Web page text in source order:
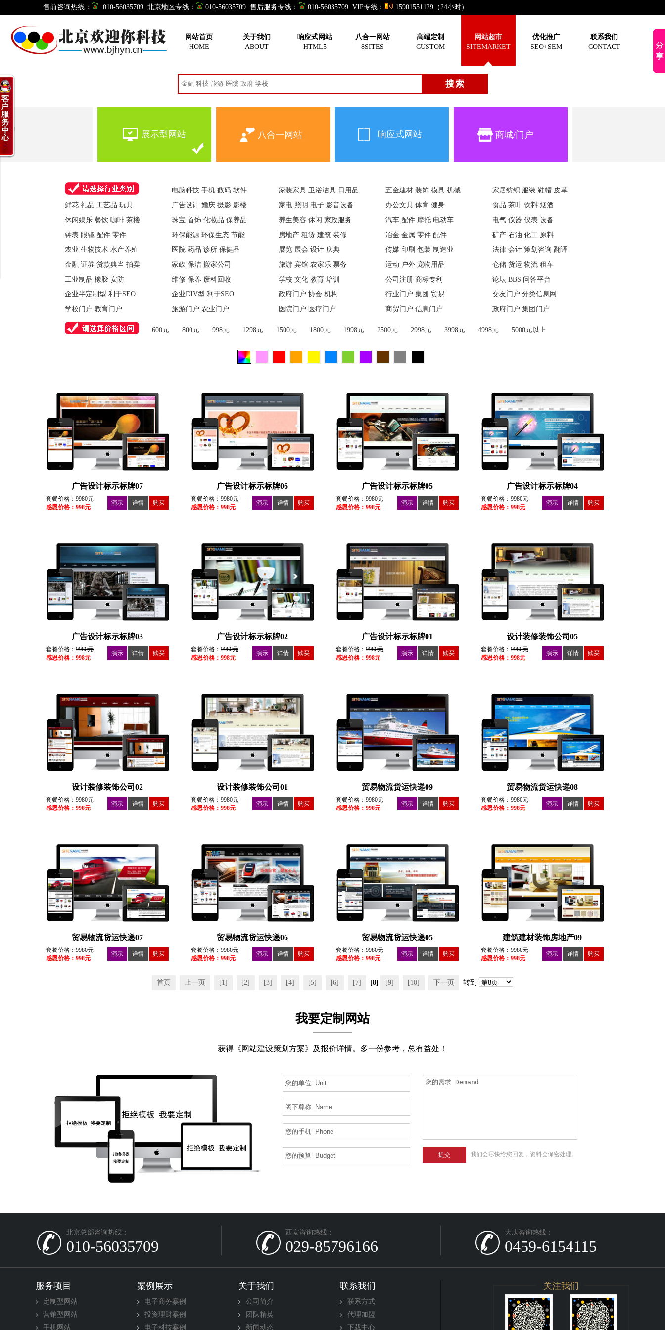
售前咨询热线： 010-56035709 北京地区专线： 010-56035709 售后服务专线： 010-56035709 VIP专线： 15901551129（24小时）
网站首页
HOME
关于我们
ABOUT
响应式网站
HTML5
八合一网站
8SITES
高端定制
CUSTOM
网站超市
SITEMARKET
优化推广
SEO+SEM
联系我们
CONTACT
网站超市
您想制作网站吗？不用找人定做，就买现成的！订购和演示一样的网站产品，感恩价格套餐优惠进行中，快快抢购吧!
展示型网站 八合一网站 响应式网站 商城/门户
电脑科技 手机 数码 软件 家装家具 卫浴洁具 日用品 五金建材 装饰 模具 机械
家居纺织 服装 鞋帽 皮革
鲜花 礼品 工艺品 玩具
广告设计 婚庆 摄影 影楼 家电 照明 电子 影音设备 办公文具 体育 健身
食品 茶叶 饮料 烟酒
休闲娱乐 餐饮 咖啡 茶楼
珠宝 首饰 化妆品 保养品 养生美容 休闲 家政服务 汽车 配件 摩托 电动车
电气 仪器 仪表 设备
钟表 眼镜 配件 零件
环保能源 环保生态 节能 房地产 租赁 建筑 装修 冶金 金属 零件 配件
矿产 石油 化工 原料
农业 生物技术 水产养殖
医院 药品 诊所 保健品 展览 展会 设计 庆典 传媒 印刷 包装 制造业
法律 会计 策划咨询 翻译
金融 证券 贷款典当 拍卖
家政 保洁 搬家公司 旅游 宾馆 农家乐 票务 运动 户外 宠物用品
仓储 货运 物流 租车
工业制品 橡胶 安防
维修 保养 废料回收 学校 文化 教育 培训 公司注册 商标专利
论坛 BBS 问答平台
企业半定制型 利于SEO
企业DIV型 利于SEO 政府门户 协会 机构 行业门户 集团 贸易
交友门户 分类信息网
学校门户 教育门户
旅游门户 农业门户 医院门户 医疗门户 商贸门户 信息门户 政府门户 集团门户
600元 800元 998元 1298元 1500元 1800元 1998元 2500元 2998元 3998元 4998元 5000元以上
广告设计标示标牌07
套餐价格： 9980元
感恩价格：998元
演示 详情 购买
广告设计标示标牌06
套餐价格： 9980元
感恩价格：998元
演示 详情 购买
广告设计标示标牌05
套餐价格： 9980元
感恩价格：998元
演示 详情 购买
广告设计标示标牌04
套餐价格： 9980元
感恩价格：998元
演示 详情 购买
广告设计标示标牌03
套餐价格： 9980元
感恩价格：998元
演示 详情 购买
广告设计标示标牌02
套餐价格： 9980元
感恩价格：998元
演示 详情 购买
广告设计标示标牌01
套餐价格： 9980元
感恩价格：998元
演示 详情 购买
设计装修装饰公司05
套餐价格： 9980元
感恩价格：998元
演示 详情 购买
设计装修装饰公司02
套餐价格： 9980元
感恩价格：998元
演示 详情 购买
设计装修装饰公司01
套餐价格： 9980元
感恩价格：998元
演示 详情 购买
贸易物流货运快递09
套餐价格： 9980元
感恩价格：998元
演示 详情 购买
贸易物流货运快递08
套餐价格： 9980元
感恩价格：998元
演示 详情 购买
贸易物流货运快递07
套餐价格： 9980元
感恩价格：998元
演示 详情 购买
贸易物流货运快递06
套餐价格： 9980元
感恩价格：998元
演示 详情 购买
贸易物流货运快递05
套餐价格： 9980元
感恩价格：998元
演示 详情 购买
建筑建材装饰房地产09
套餐价格： 9980元
感恩价格：998元
演示 详情 购买
首页 上一页 [1] [2] [3] [4] [5] [6] [7] [8] [9] [10] 下一页 转到
我要定制网站
获得《网站建设策划方案》及报价详情。多一份参考，总有益处！
提交 我们会尽快给您回复，资料会保密处理。
北京总部咨询热线：
010-56035709
西安咨询热线：
029-85796166
大庆咨询热线：
0459-6154115
服务项目
定制型网站
营销型网站
手机网站
案例展示
电子商务案例
投资理财案例
电子科技案例
关于我们
公司简介
团队精英
新闻动态
联系我们
联系方式
代理加盟
下载中心
关注我们